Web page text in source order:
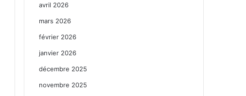
avril 2026
mars 2026
février 2026
janvier 2026
décembre 2025
novembre 2025